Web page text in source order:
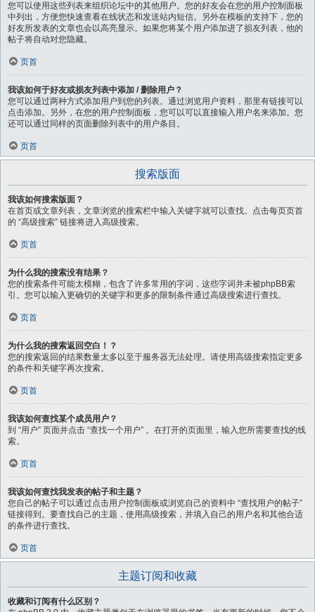
您可以使用这些列表来组织论坛中的其他用户。您的好友会在您的用户控制面板
中列出，方便您快速查看在线状态和发送站内短信。另外在模板的支持下，您的
好友所发表的文章也会以高亮显示。如果您将某个用户添加进了损友列表，他的
帖子将自动对您隐藏。
页首
我该如何于好友或损友列表中添加 / 删除用户？
您可以通过两种方式添加用户到您的列表。通过浏览用户资料，那里有链接可以
点击添加。另外，在您的用户控制面板，您可以可以直接输入用户名来添加。您
还可以通过同样的页面删除列表中的用户条目。
页首
搜索版面
我该如何搜索版面？
在首页或文章列表，文章浏览的搜索栏中输入关键字就可以查找。点击每页页首
的 “高级搜索” 链接将进入高级搜索。
页首
为什么我的搜索没有结果？
您的搜索条件可能太模糊，包含了许多常用的字词，这些字词并未被phpBB索
引。您可以输入更确切的关键字和更多的限制条件通过高级搜索进行查找。
页首
为什么我的搜索返回空白！？
您的搜索返回的结果数量太多以至于服务器无法处理。请使用高级搜索指定更多
的条件和关键字再次搜索。
页首
我该如何查找某个成员用户？
到 “用户” 页面并点击 “查找一个用户” 。在打开的页面里，输入您所需要查找的线
索。
页首
我该如何查找我发表的帖子和主题？
您自己的帖子可以通过点击用户控制面板或浏览自己的资料中 “查找用户的帖子”
链接得到。要查找自己的主题，使用高级搜索，并填入自己的用户名和其他合适
的条件进行查找。
页首
主题订阅和收藏
收藏和订阅有什么区别？